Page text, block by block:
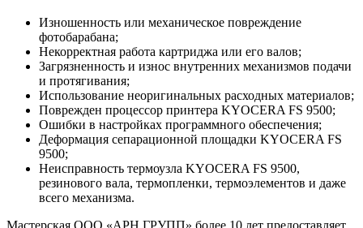
Изношенность или механическое повреждение
фотобарабана;
Некорректная работа картриджа или его валов;
Загрязненность и износ внутренних механизмов подачи
и протягивания;
Использование неоригинальных расходных материалов;
Поврежден процессор принтера KYOCERA FS 9500;
Ошибки в настройках программного обеспечения;
Деформация сепарационной площадки KYOCERA FS
9500;
Неисправность термоузла KYOCERA FS 9500,
резинового вала, термопленки, термоэлементов и даже
всего механизма.